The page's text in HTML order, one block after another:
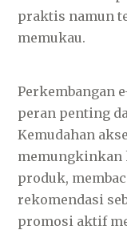
praktis namun
memukau.
Perkembangan
peran penting
Kemudahan
memungkinkan
produk,
rekomendasi
promosi aktif